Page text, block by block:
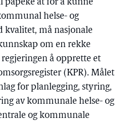
påpeke at for å kunne
helse- og
kvalitet, må nasjonale
om en rekke
å opprette et
(KPR). Målet
for planlegging, styring,
av kommunale helse- og
og kommunale